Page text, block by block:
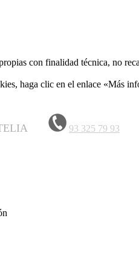
con finalidad técnica, no
haga clic en el enlace «Más
93 325 79 93